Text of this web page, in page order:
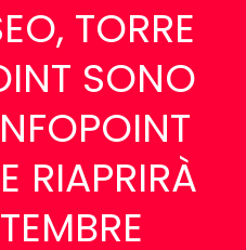
TORRE
SONO
RIAPRIRÀ